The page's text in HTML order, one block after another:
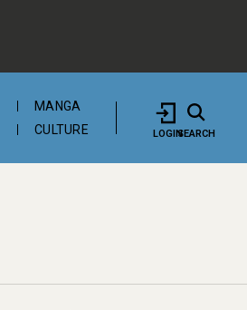
MANGA
CULTURE LOGINSEARCH